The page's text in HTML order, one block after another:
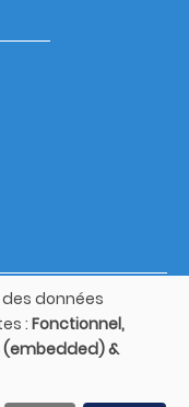
données
: Fonctionnel,
(embedded) &